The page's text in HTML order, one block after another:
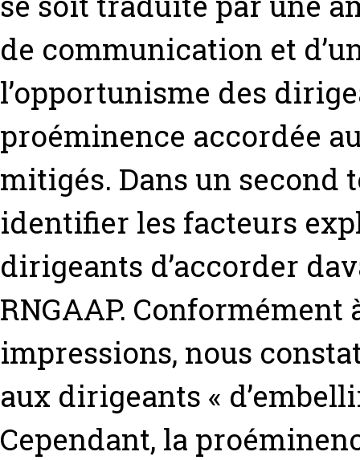
de communication et
l’opportunisme des
proéminence accordée
mitigés. Dans un second
identifier les facteurs
dirigeants d’accorder
RNGAAP. Conformément
impressions, nous
aux dirigeants «
Cependant, la